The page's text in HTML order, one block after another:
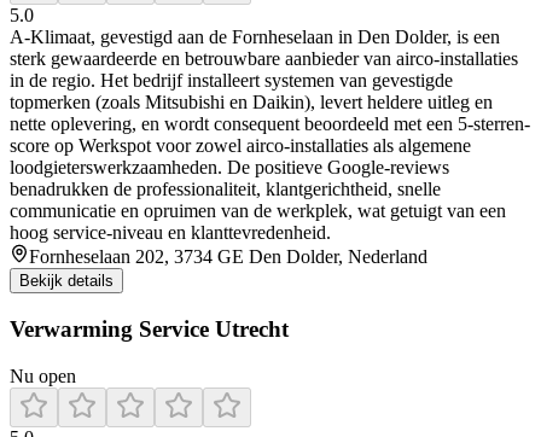
5.0
A‑Klimaat, gevestigd aan de Fornheselaan in Den Dolder, is een
sterk gewaardeerde en betrouwbare aanbieder van airco-installaties
in de regio. Het bedrijf installeert systemen van gevestigde
topmerken (zoals Mitsubishi en Daikin), levert heldere uitleg en
nette oplevering, en wordt consequent beoordeeld met een 5‑sterren-
score op Werkspot voor zowel airco-installaties als algemene
loodgieterswerkzaamheden. De positieve Google‑reviews
benadrukken de professionaliteit, klantgerichtheid, snelle
communicatie en opruimen van de werkplek, wat getuigt van een
hoog service‑niveau en klanttevredenheid.
Fornheselaan 202, 3734 GE Den Dolder, Nederland
Bekijk details
Verwarming Service Utrecht
Nu open